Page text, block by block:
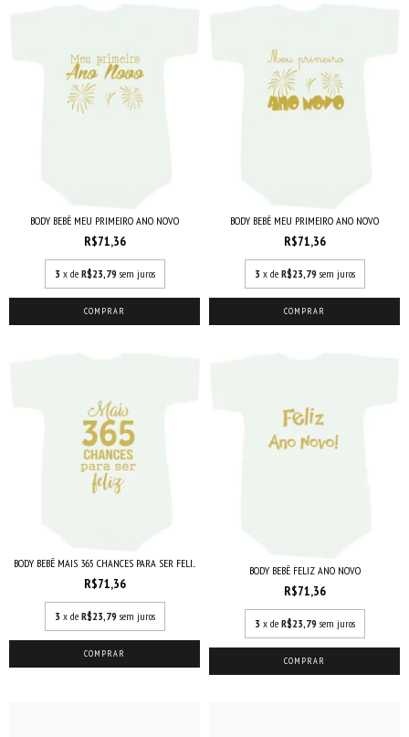
BODY BEBÊ MEU PRIMEIRO ANO NOVO
R$71,36
3 x de R$23,79 sem juros
COMPRAR
BODY BEBÊ MEU PRIMEIRO ANO NOVO
R$71,36
3 x de R$23,79 sem juros
COMPRAR
BODY BEBÊ MAIS 365 CHANCES PARA SER FELI...
R$71,36
3 x de R$23,79 sem juros
COMPRAR
BODY BEBÊ FELIZ ANO NOVO
R$71,36
3 x de R$23,79 sem juros
COMPRAR